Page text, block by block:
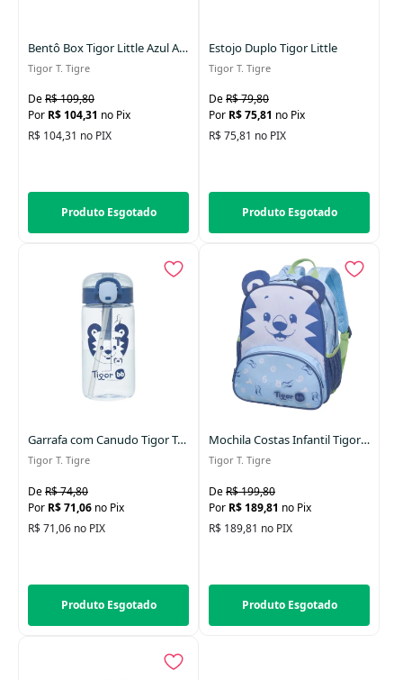
Bentô Box Tigor Little Azul Anti Vazamento
Tigor T. Tigre
R$ 109,80
R$ 104,31 no Pix
R$ 104,31 no PIX
Produto Esgotado
Estojo Duplo Tigor Little
Tigor T. Tigre
R$ 79,80
R$ 75,81 no Pix
R$ 75,81 no PIX
Produto Esgotado
Garrafa com Canudo Tigor Tritan 460ml Azul
Tigor T. Tigre
R$ 74,80
R$ 71,06 no Pix
R$ 71,06 no PIX
Produto Esgotado
Mochila Costas Infantil Tigor Litte
Tigor T. Tigre
R$ 199,80
R$ 189,81 no Pix
R$ 189,81 no PIX
Produto Esgotado